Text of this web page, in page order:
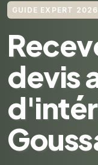
GUIDE EXPERT 2026
devis